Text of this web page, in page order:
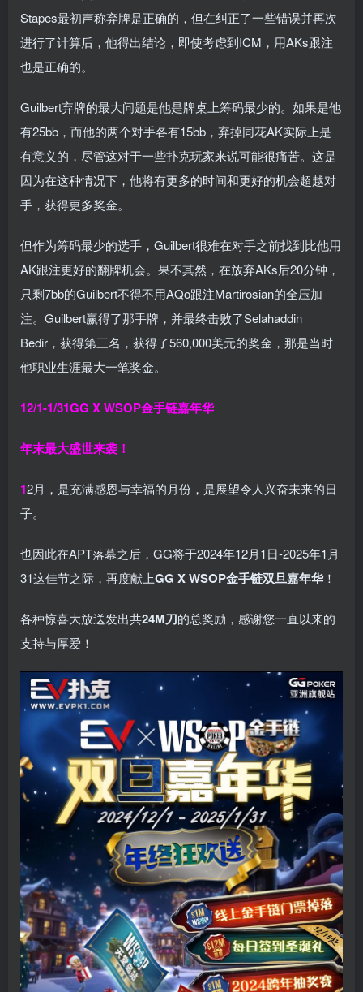
Stapes最初声称弃牌是正确的，但在纠正了一些错误并再次
进行了计算后，他得出结论，即使考虑到ICM，用AKs跟注
也是正确的。
Guilbert弃牌的最大问题是他是牌桌上筹码最少的。如果是他
有25bb，而他的两个对手各有15bb，弃掉同花AK实际上是
有意义的，尽管这对于一些扑克玩家来说可能很痛苦。这是
因为在这种情况下，他将有更多的时间和更好的机会超越对
手，获得更多奖金。
但作为筹码最少的选手，Guilbert很难在对手之前找到比他用
AK跟注更好的翻牌机会。果不其然，在放弃AKs后20分钟，
只剩7bb的Guilbert不得不用AQo跟注Martirosian的全压加
注。Guilbert赢得了那手牌，并最终击败了Selahaddin
Bedir，获得第三名，获得了560,000美元的奖金，那是当时
他职业生涯最大一笔奖金。
12/1-1/31GG X WSOP金手链嘉年华
年末最大盛世来袭！
12月，是充满感恩与幸福的月份，是展望令人兴奋未来的日
子。
也因此在APT落幕之后，GG将于2024年12月1日-2025年1月
31这佳节之际，再度献上GG X WSOP金手链双旦嘉年华！
各种惊喜大放送发出共24M刀的总奖励，感谢您一直以来的
支持与厚爱！